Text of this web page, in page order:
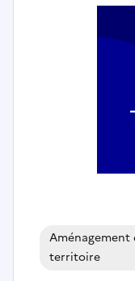
territoire